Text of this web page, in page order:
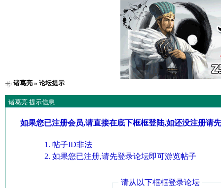
诸葛亮» 论坛提示
诸葛亮 提示信息
如果您已注册会员,请直接在底下框框登陆,如还没注册请
帖子ID非法
如果您已注册,请先登录论坛即可游览帖子
请从以下框框登录论坛